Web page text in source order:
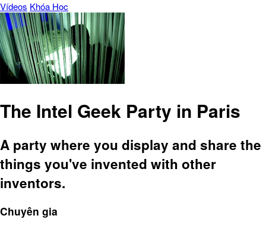
Vídeos Khóa Học
The Intel Geek Party in Paris
A party where you display and share the
things you've invented with other
inventors.
Chuyên gia